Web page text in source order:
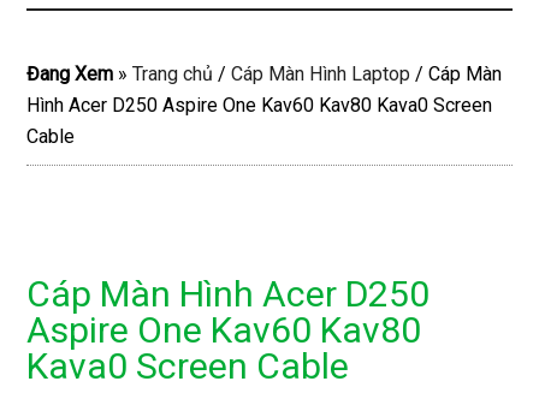
Đang Xem »Trang chủ / Cáp Màn Hình Laptop / Cáp Màn
Hình Acer D250 Aspire One Kav60 Kav80 Kava0 Screen
Cable
Cáp Màn Hình Acer D250
Aspire One Kav60 Kav80
Kava0 Screen Cable